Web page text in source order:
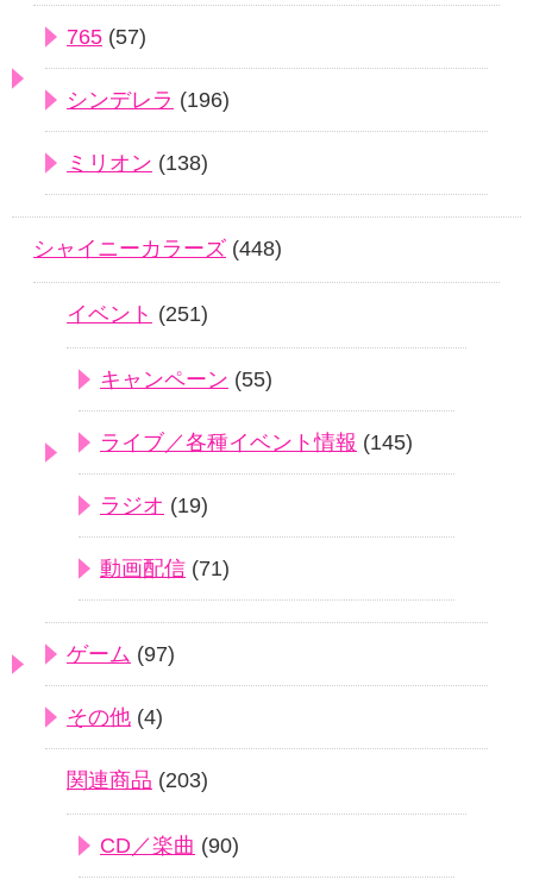
765 (57)
シンデレラ (196)
ミリオン (138)
シャイニーカラーズ (448)
イベント (251)
キャンペーン (55)
ライブ／各種イベント情報 (145)
ラジオ (19)
動画配信 (71)
ゲーム (97)
その他 (4)
関連商品 (203)
CD／楽曲 (90)